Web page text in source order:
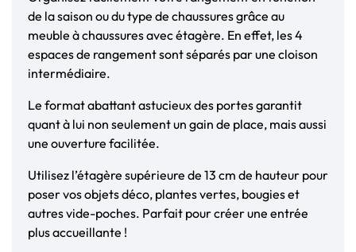
de la saison ou du type de chaussures grâce au
meuble à chaussures avec étagère. En effet, les 4
espaces de rangement sont séparés par une cloison
intermédiaire.
Le format abattant astucieux des portes garantit
quant à lui non seulement un gain de place, mais aussi
une ouverture facilitée.
Utilisez l’étagère supérieure de 13 cm de hauteur pour
poser vos objets déco, plantes vertes, bougies et
autres vide-poches. Parfait pour créer une entrée
plus accueillante !